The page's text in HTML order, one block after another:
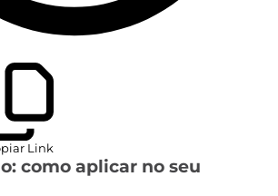
Link
como aplicar no seu